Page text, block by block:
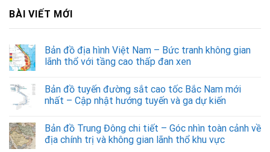
BÀI VIẾT MỚI
Bản đồ địa hình Việt Nam – Bức tranh không gian
lãnh thổ với tầng cao thấp đan xen
Bản đồ tuyến đường sắt cao tốc Bắc Nam mới
nhất – Cập nhật hướng tuyến và ga dự kiến
Bản đồ Trung Đông chi tiết – Góc nhìn toàn cảnh về
địa chính trị và không gian lãnh thổ khu vực